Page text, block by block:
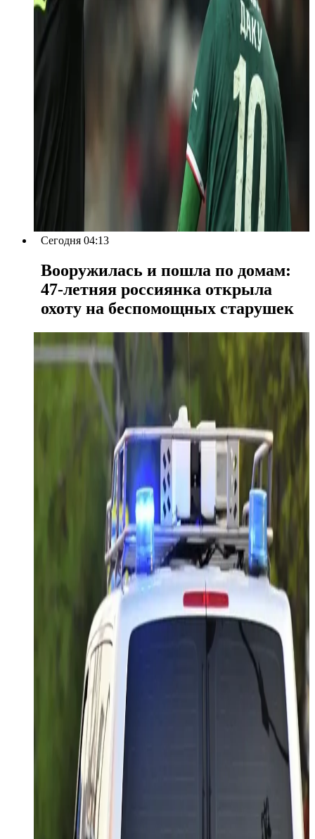
Сегодня 04:13
Вооружилась и пошла по домам:
47-летняя россиянка открыла
охоту на беспомощных старушек